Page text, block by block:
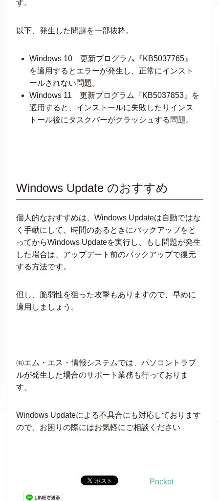
す。
以下、発生した問題を一部抜粋。
Windows 10 更新プログラム『KB5037765』
を適用するとエラーが発生し、正常にインスト
ールされない問題。
Windows 11 更新プログラム『KB5037853』を
適用すると、インストールに失敗したりインス
トール後にタスクバーがクラッシュする問題。
Windows Update のおすすめ
個人的なおすすめは、Windows Updateは自動ではな
く手動にして、時間のあるときにバックアップをと
ってからWindows Updateを実行し、もし問題が発生
した場合は、アップデート前のバックアップで復元
する方法です。
但し、脆弱性を狙った攻撃もありますので、早めに
適用しましょう。
㈲エム・エス・情報システムでは、パソコントラブ
ルが発生した場合のサポート業務も行っておりま
す。
Windows Updateによる不具合にも対応しております
ので、お困りの際にはお気軽にご相談ください
Pocket